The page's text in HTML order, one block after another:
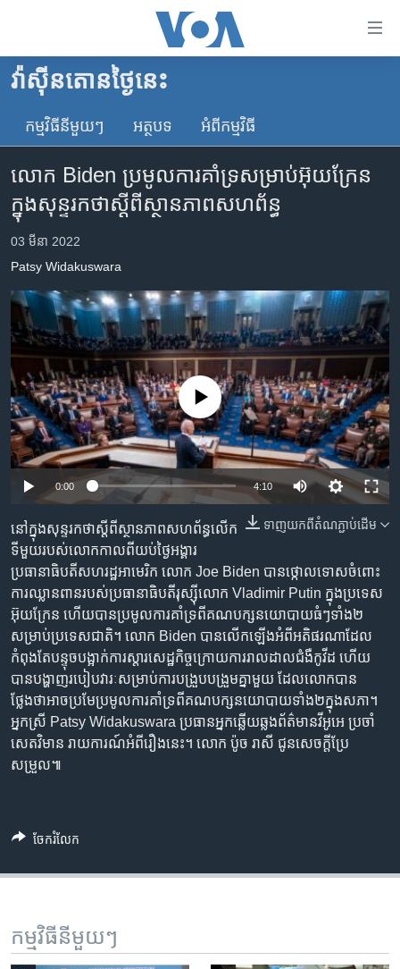
គេហទំព័រ​
ទាក់ទង
និង​
ចូល​
ទំព័រ​
ព័ត៌មាន​​
ម្តង
រំលង​
ចូល​
ទៅ​
ទំព័រ​
រចនា
សម្ព័ន្ធ​
រំលង​
និង​
កាន់​
ទំព័រ​
ស្វែង​
រក
កម្ពុជា
អន្តរជាតិ
ហេឡូវីអូអេ
ទូរទស្សន៍ / វីដេអូ​
វិទ្យុ / ផតខាសថ៍
កម្មវិធីទាំងអស់
Khmer English
បណ្តាញ​សង្គម
ភាសា
វ៉ាស៊ីនតោន​ថ្ងៃ​នេះ
កម្មវិធី​នីមួយៗ អត្ថបទ​ អំពី​កម្មវិធី​
លោក Biden ប្រមូល​ការគាំទ្រ​សម្រាប់​អ៊ុយក្រែន
ក្នុង​សុន្ទរកថា​ស្តីពី​ស្ថានភាព​សហព័ន្ធ
03 មីនា 2022
Patsy Widakuswara
No media source currently available
0:00 4:10
ទាញ​យក​ពី​តំណភ្ជាប់​ដើម
នៅក្នុង​សុន្ទរកថា​ស្តីពី​ស្ថានភាព​សហព័ន្ធ​លើក
ទីមួយ​របស់​លោក​កាលពី​យប់​ថ្ងៃអង្គារ ​
ប្រធានាធិបតី​សហរដ្ឋ​អាមេរិក លោក Joe Biden បាន​ថ្កោលទោស​ចំពោះ​
ការ​ឈ្លានពាន​របស់​ប្រធានាធិបតី​រុស្ស៊ី​លោក Vladimir Putin ក្នុង​ប្រទេស​
អ៊ុយក្រែន ហើយ​បានប្រមូល​ការគាំទ្រ​ពី​គណបក្ស​នយោបាយ​ធំៗ​ទាំង២​
សម្រាប់​ប្រទេស​ជាតិ។ លោក Biden បាន​លើកឡើង​អំពី​អតិផរណា​ដែល
កំពុងតែ​បន្ទុច​បង្អាក់​ការ​ស្តារសេដ្ឋកិច្ច​ក្រោយការរាលដាលជំងឺ​កូវីដ ហើយ​
បានបង្ហាញ​របៀបវារៈ​សម្រាប់​ការបង្រួបបង្រួមគ្នា​មួយ ដែលលោក​បាន
ថ្លែងថា​អាច​ប្រមែប្រមូល​ការគាំទ្រ​ពី​គណបក្ស​នយោបាយ​ទាំង២​ក្នុងសភា។
អ្នកស្រី Patsy Widakuswara ប្រធាន​អ្នកឆ្លើយឆ្លង​ព័ត៌មាន​វីអូអេ ប្រចាំ​
សេតវិមាន រាយការណ៍​អំពី​រឿងនេះ។ លោក ប៉ូច រាសី ជូន​សេចក្តី​ប្រែ
សម្រួល៕
ចែករំលែក
កម្មវិធី​នីមួយៗ